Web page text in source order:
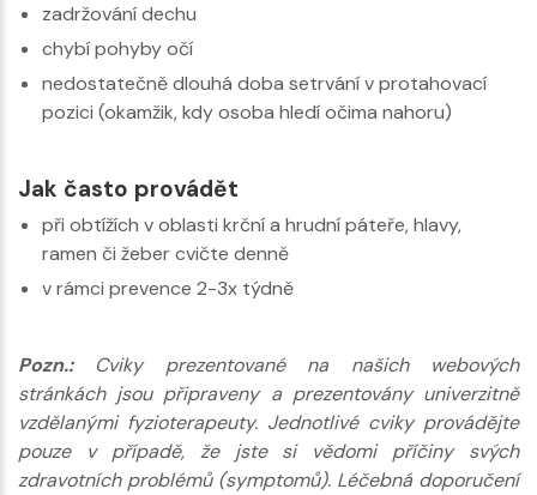
zadržování dechu
chybí pohyby očí
nedostatečně dlouhá doba setrvání v protahovací
pozici (okamžik, kdy osoba hledí očima nahoru)
Jak často provádět
při obtížích v oblasti krční a hrudní páteře, hlavy,
ramen či žeber cvičte denně
v rámci prevence 2-3x týdně
Pozn.: Cviky prezentované na našich webových
stránkách jsou připraveny a prezentovány univerzitně
vzdělanými fyzioterapeuty. Jednotlivé cviky provádějte
pouze v případě, že jste si vědomi příčiny svých
zdravotních problémů (symptomů). Léčebná doporučení